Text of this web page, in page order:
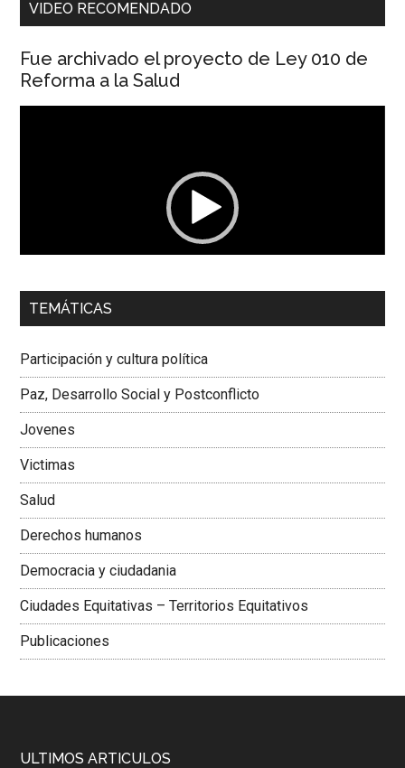
VIDEO RECOMENDADO
Fue archivado el proyecto de Ley 010 de
Reforma a la Salud
00:00 01:04
Dra. Carolina Corcho Mejía,Presidenta Corporación
Colombiana
TEMÁTICAS
Participación y cultura política
Paz, Desarrollo Social y Postconflicto
Jovenes
Victimas
Salud
Derechos humanos
Democracia y ciudadania
Ciudades Equitativas – Territorios Equitativos
Publicaciones
ULTIMOS ARTICULOS